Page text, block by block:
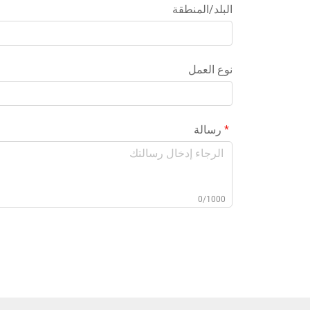
البلد/المنطقة
نوع العمل
رسالة
0/1000